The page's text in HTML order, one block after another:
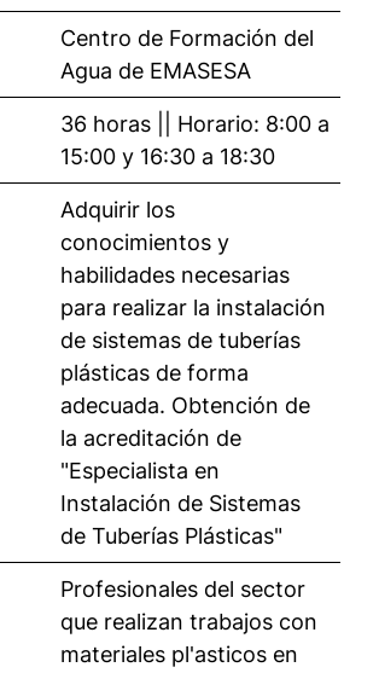
Centro de Formación del
Agua de EMASESA
36 horas || Horario: 8:00 a
15:00 y 16:30 a 18:30
Adquirir los
conocimientos y
habilidades necesarias
para realizar la instalación
de sistemas de tuberías
plásticas de forma
adecuada. Obtención de
la acreditación de
"Especialista en
Instalación de Sistemas
de Tuberías Plásticas"
Profesionales del sector
que realizan trabajos con
materiales pl'asticos en